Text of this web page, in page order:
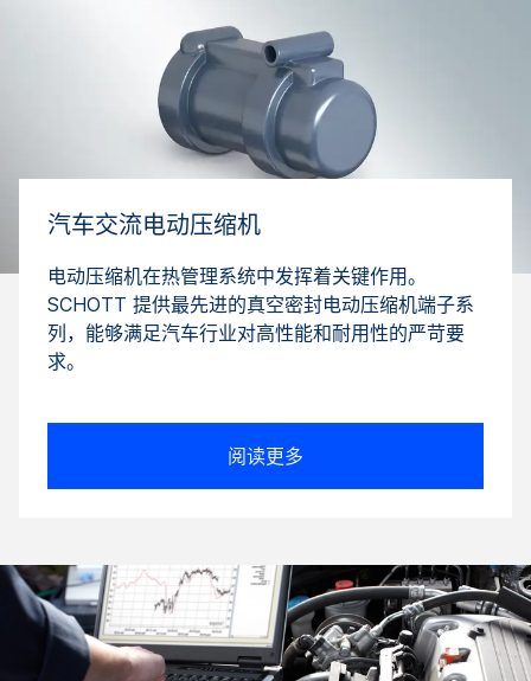
汽车交流电动压缩机
电动压缩机在热管理系统中发挥着关键作用。
SCHOTT 提供最先进的真空密封电动压缩机端子系
列，能够满足汽车行业对高性能和耐用性的严苛要
求。
阅读更多